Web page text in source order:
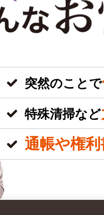
突然のことで
特殊清掃など
通帳や権利